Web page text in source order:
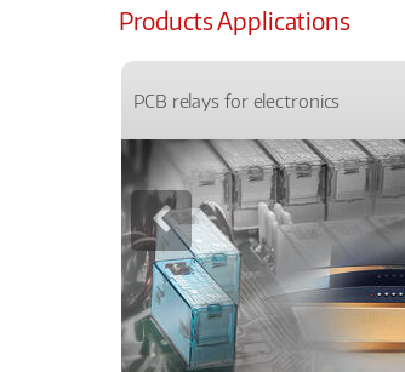
Products Applications
PCB relays for electronics